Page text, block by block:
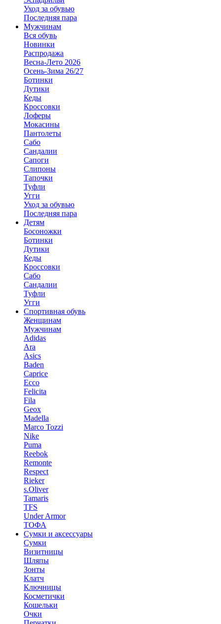
Уход за обувью
Последняя пара
Мужчинам
Вся обувь
Новинки
Распродажа
Весна-Лето 2026
Осень-Зима 26/27
Ботинки
Дутики
Кеды
Кроссовки
Лоферы
Мокасины
Пантолеты
Сабо
Сандалии
Сапоги
Слипоны
Тапочки
Туфли
Угги
Уход за обувью
Последняя пара
Детям
Босоножки
Ботинки
Дутики
Кеды
Кроссовки
Сабо
Сандалии
Туфли
Угги
Спортивная обувь
Женщинам
Мужчинам
Adidas
Ara
Asics
Baden
Caprice
Ecco
Felicita
Fila
Geox
Madella
Marco Tozzi
Nike
Puma
Reebok
Remonte
Respect
Rieker
s.Oliver
Tamaris
TFS
Under Armor
ТОФА
Сумки и аксессуары
Сумки
Визитницы
Шляпы
Зонты
Клатч
Ключницы
Косметички
Кошельки
Очки